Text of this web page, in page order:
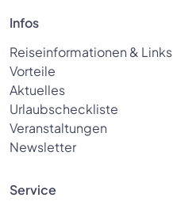
Infos
Reiseinformationen & Links
Vorteile
Aktuelles
Urlaubscheckliste
Veranstaltungen
Newsletter
Service